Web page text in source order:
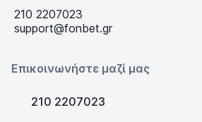
210 2207023
support@fonbet.gr
Επικοινωνήστε μαζί μας
210 2207023